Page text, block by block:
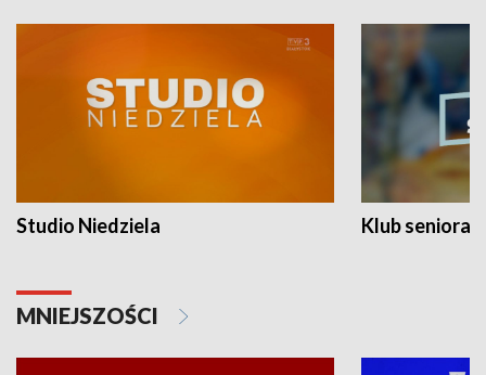
Studio Niedziela Klub seniora
MNIEJSZOŚCI